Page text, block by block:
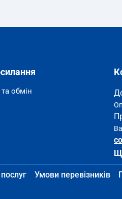
обмін
Умови перевізників